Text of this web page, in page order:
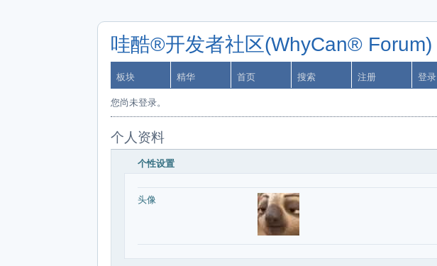
哇酷®开发者社区(WhyCan® Forum)
板块 精华 首页 搜索 注册 登录
您尚未登录。
个人资料
个性设置
头像